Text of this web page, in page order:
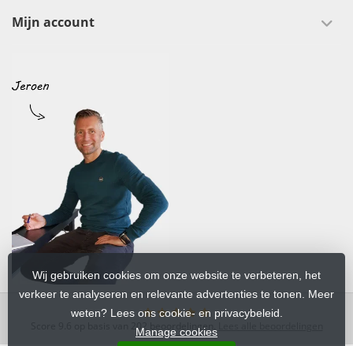
Mijn account
202 beoordelingen.
Wij gebruiken cookies om onze website te verbeteren, het
verkeer te analyseren en relevante advertenties te tonen. Meer
weten? Lees ons cookie- en privacybeleid.
Manage cookies